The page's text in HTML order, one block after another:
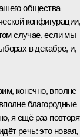
общества
конфигурации,
случае, если мы
в декабре, и,
конечно, вполне
благородные
я ещё раз
речь: это новая,